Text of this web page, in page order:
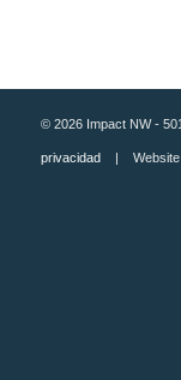
© 2026 Impact NW -
privacidad | Website